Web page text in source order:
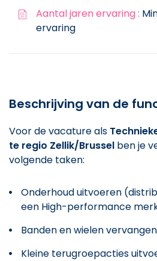
Aantal jaren ervaring :
ervaring
Beschrijving van de
Voor de vacature als
te regio Zellik/Brussel ben je
volgende taken:
Onderhoud uitvoeren
een High-performance
Banden en wielen vervangen
Kleine terugroepacties